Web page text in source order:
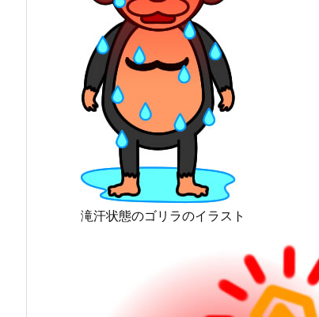
滝汗状態のゴリラのイラスト